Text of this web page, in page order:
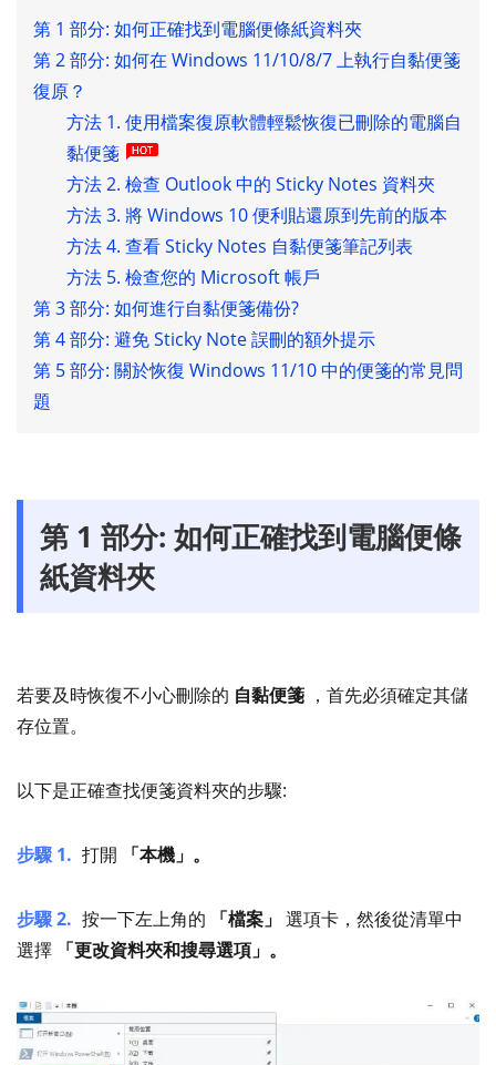
第 1 部分: 如何正確找到電腦便條紙資料夾
第 2 部分: 如何在 Windows 11/10/8/7 上執行自黏便箋
復原？
方法 1. 使用檔案復原軟體輕鬆恢復已刪除的電腦自
黏便箋
方法 2. 檢查 Outlook 中的 Sticky Notes 資料夾
方法 3. 將 Windows 10 便利貼還原到先前的版本
方法 4. 查看 Sticky Notes 自黏便箋筆記列表
方法 5. 檢查您的 Microsoft 帳戶
第 3 部分: 如何進行自黏便箋備份?
第 4 部分: 避免 Sticky Note 誤刪的額外提示
第 5 部分: 關於恢復 Windows 11/10 中的便箋的常見問
題
第 1 部分: 如何正確找到電腦便條
紙資料夾
若要及時恢復不小心刪除的 自黏便箋 ，首先必須確定其儲
存位置。
以下是正確查找便箋資料夾的步驟:
步驟 1. 打開 「本機」。
步驟 2. 按一下左上角的 「檔案」 選項卡，然後從清單中
選擇 「更改資料夾和搜尋選項」。